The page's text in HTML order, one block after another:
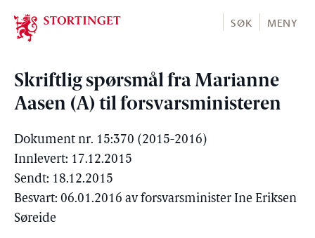
Stortinget.no
SØK MENY
Skriftlig spørsmål fra Marianne
Aasen (A) til forsvarsministeren
Dokument nr. 15:370 (2015-2016)
Innlevert: 17.12.2015
Sendt: 18.12.2015
Besvart: 06.01.2016 av forsvarsminister Ine Eriksen
Søreide